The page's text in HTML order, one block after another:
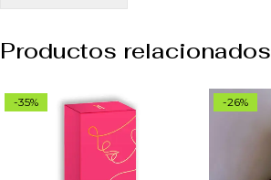
Productos relacionados
-35% -26%